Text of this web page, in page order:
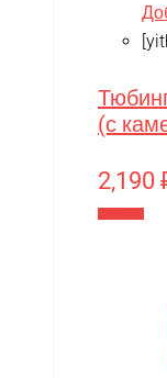
(с
2,190